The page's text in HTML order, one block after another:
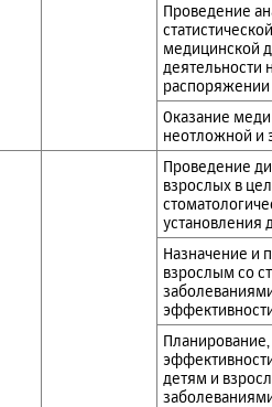
Проведение
медицинской
деятельности
Оказание
неотложной и
Проведение
взрослых в
установления
Назначение и
взрослым со
детям и